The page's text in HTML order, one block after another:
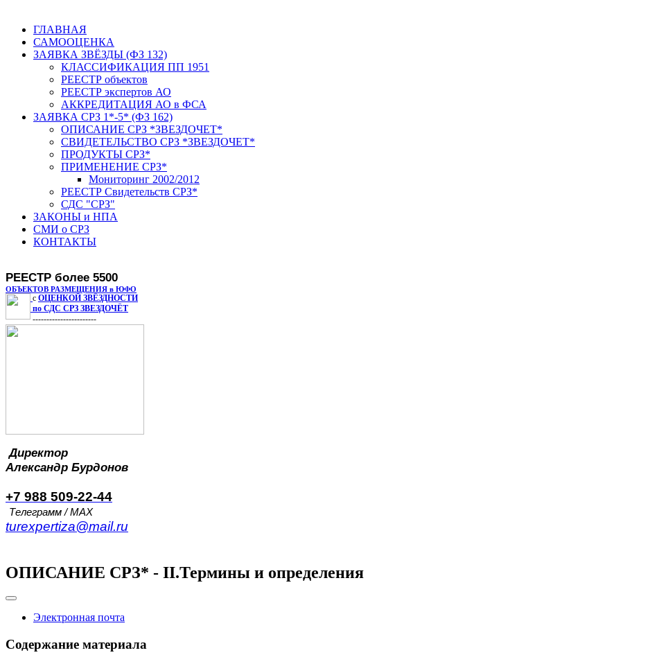
ГЛАВНАЯ
САМООЦЕНКА
ЗАЯВКА ЗВЁЗДЫ (ФЗ 132)
КЛАССИФИКАЦИЯ ПП 1951
РЕЕСТР объектов
РЕЕСТР экспертов АО
АККРЕДИТАЦИЯ АО в ФСА
ЗАЯВКА СРЗ 1*-5* (ФЗ 162)
ОПИСАНИЕ СРЗ *ЗВЕЗДОЧЕТ*
СВИДЕТЕЛЬСТВО СРЗ *ЗВЕЗДОЧЕТ*
ПРОДУКТЫ СРЗ*
ПРИМЕНЕНИЕ СРЗ*
Мониторинг 2002/2012
РЕЕСТР Свидетельств СРЗ*
СДС "СРЗ"
ЗАКОНЫ и НПА
СМИ о СРЗ
КОНТАКТЫ
РЕЕСТР более 5500
ОБЪЕКТОВ РАЗМЕЩЕНИЯ в ЮФО
с ОЦЕНКОЙ ЗВЁЗДНОСТИ
по СДС СРЗ ЗВЕЗДОЧЁТ
-----------------------
Директор
Александр Бурдонов
+7 988 509-22-44
Телеграмм / MAX
turexpertiza@mail.ru
ОПИСАНИЕ СРЗ* - II.Термины и определения
Электронная почта
Содержание материала